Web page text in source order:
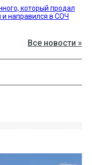
который продал
направился в СОЧ
Все новости »